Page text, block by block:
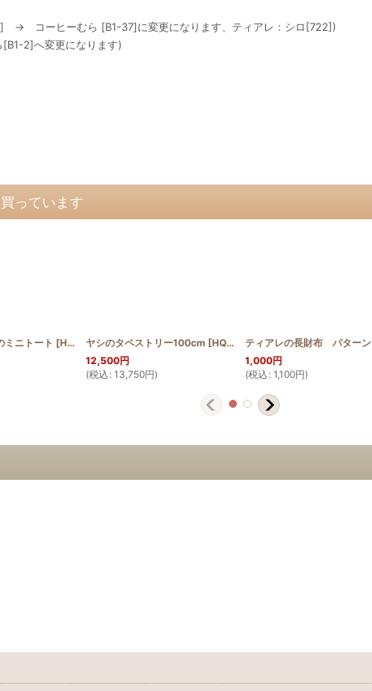
→ コーヒーむら [B1-37]に変更になります、ティアレ：シロ[722])
2]へ変更になります)
っています
]
ミニトート [HQB_MINI_MAI_PUKAKE
]
ヤシのタペストリー100cm [HQT100_NIU
]
12,500円
(税込 : 13,750円)
ティアレの長財布 パターン
1,000円
(税込 : 1,100円)